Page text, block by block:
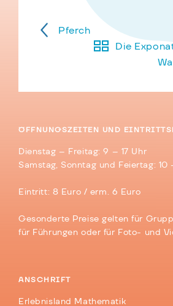
Pferch
Die
ÖFFNUNGSZEITEN UND
Dienstag – Freitag: 9 – 17 Uhr
Samstag, Sonntag und Feiertag: 10
Eintritt: 8 Euro / erm. 6 Euro
Gesonderte Preise gelten für
für Führungen oder für Foto- und
ANSCHRIFT
Erlebnisland Mathematik